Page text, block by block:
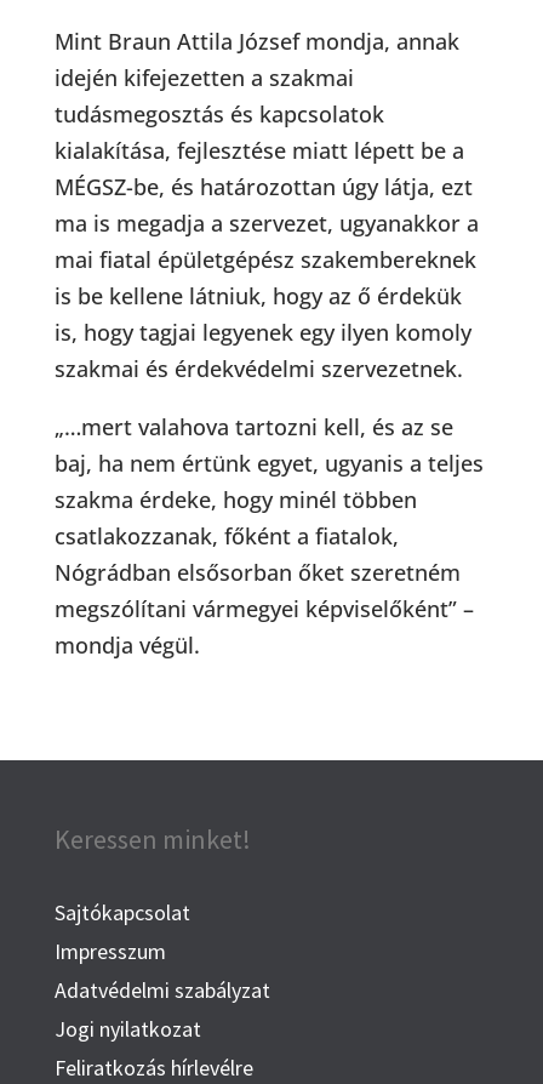
Mint Braun Attila József mondja, annak
idején kifejezetten a szakmai
tudásmegosztás és kapcsolatok
kialakítása, fejlesztése miatt lépett be a
MÉGSZ-be, és határozottan úgy látja, ezt
ma is megadja a szervezet, ugyanakkor a
mai fiatal épületgépész szakembereknek
is be kellene látniuk, hogy az ő érdekük
is, hogy tagjai legyenek egy ilyen komoly
szakmai és érdekvédelmi szervezetnek.
„…mert valahova tartozni kell, és az se
baj, ha nem értünk egyet, ugyanis a teljes
szakma érdeke, hogy minél többen
csatlakozzanak, főként a fiatalok,
Nógrádban elsősorban őket szeretném
megszólítani vármegyei képviselőként” –
mondja végül.
Keressen minket!
Sajtókapcsolat
Impresszum
Adatvédelmi szabályzat
Jogi nyilatkozat
Feliratkozás hírlevélre